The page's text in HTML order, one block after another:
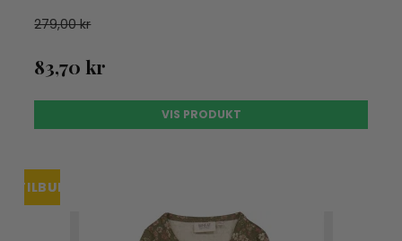
279,00 kr
83,70 kr
VIS PRODUKT
TILBUDUDSOLGT